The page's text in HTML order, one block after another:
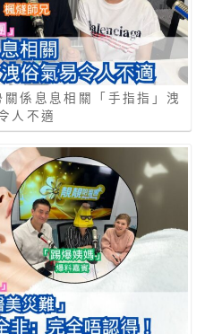
係息息相關「手指指」洩
人不適